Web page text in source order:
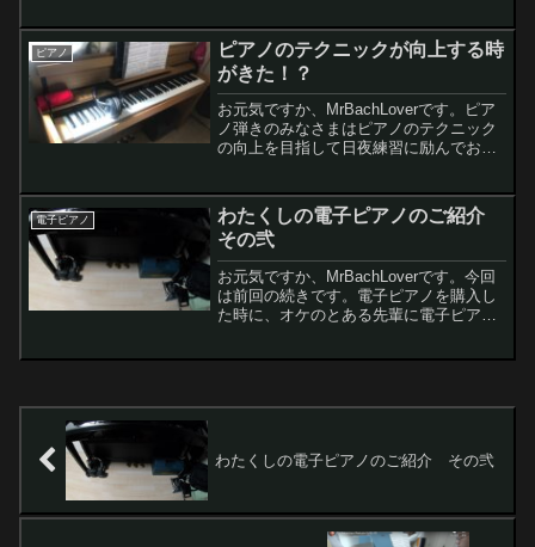
良いのかについて書いてみようと思いま
すレモンちゃん...
ピアノ
ピアノのテクニックが向上する時
がきた！？
お元気ですか、MrBachLoverです。ピア
ノ弾きのみなさまはピアノのテクニック
の向上を目指して日夜練習に励んでおら
人ですさて今回は新しい電子ピアノの
DP603のイ...
電子ピアノ
わたくしの電子ピアノのご紹介
その弐
お元気ですか、MrBachLoverです。今回
は前回の続きです。電子ピアノを購入し
た時に、オケのとある先輩に電子ピアノ
わたくしの電子ピアノのご紹介 その弐